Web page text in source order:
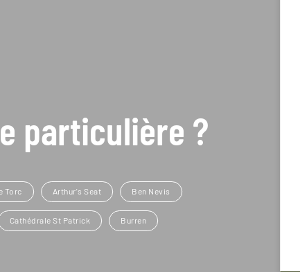
particulière ?
Torc Arthur's Seat Ben Nevis
Cathédrale St Patrick Burren